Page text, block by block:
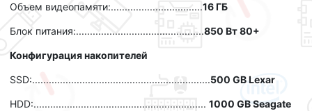
Объем видеопамяти:.................................16 ГБ
Блок питания:..............................................850 Вт 80+
Конфигурация накопителей
SSD:................................................................500 GB Lexar
HDD:.............................................................. 1000 GB Seagate